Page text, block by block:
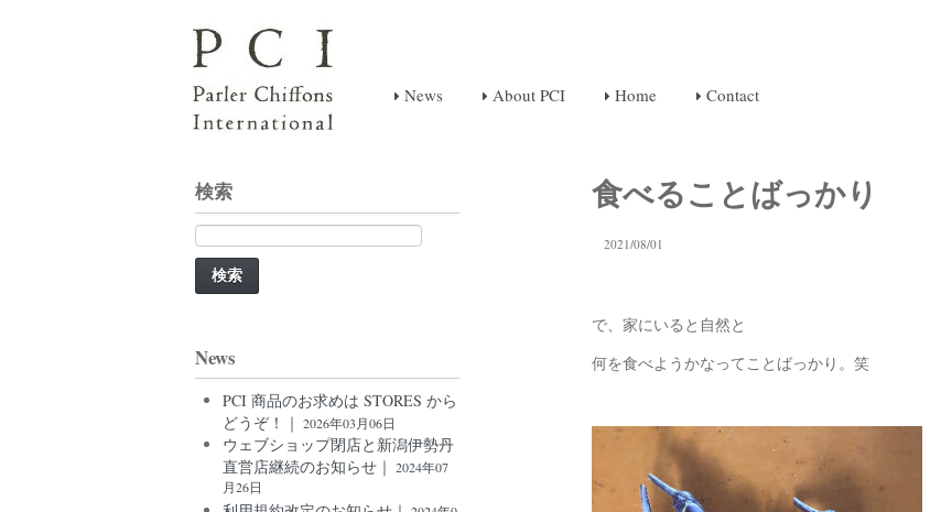
News About PCI Home Contact
食べることばっかり
2021/08/01
で、家にいると自然と
何を食べようかなってことばっかり。笑
検索
検
索:
News
PCI 商品のお求めは STORES から
どうぞ！｜ 2026年03月06日
ウェブショップ閉店と新潟伊勢丹
直営店継続のお知らせ｜ 2024年07
月26日